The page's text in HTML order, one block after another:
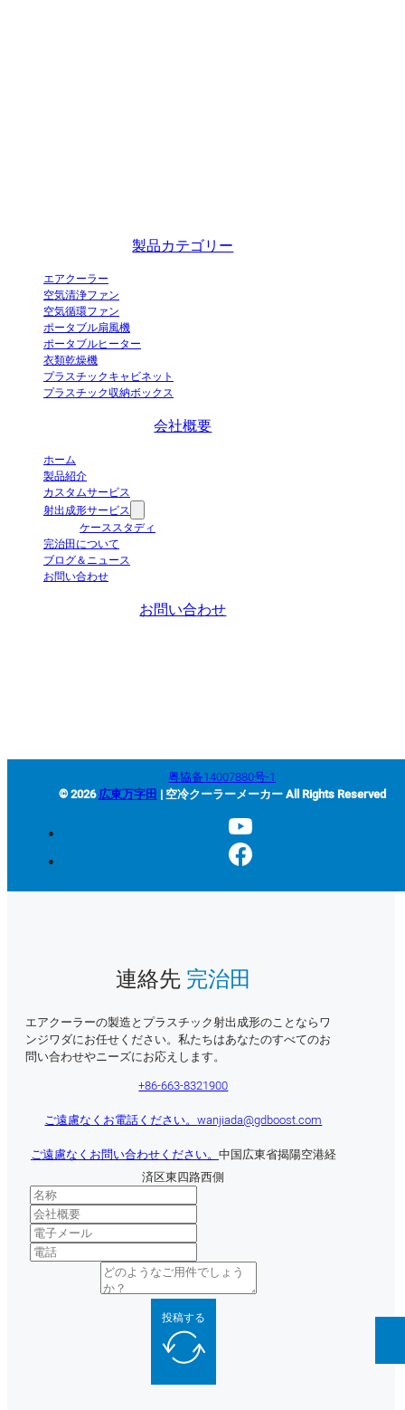
製品カテゴリー
エアクーラー
空気清浄ファン
空気循環ファン
ポータブル扇風機
ポータブルヒーター
衣類乾燥機
プラスチックキャビネット
プラスチック収納ボックス
会社概要
ホーム
製品紹介
カスタムサービス
射出成形サービス
ケーススタディ
完治田について
ブログ＆ニュース
お問い合わせ
お問い合わせ
粤協备14007880号-1
© 2026広東万字田 | 空冷クーラーメーカー All Rights Reserved
連絡先 完治田
エアクーラーの製造とプラスチック射出成形のことならワ
ンジワダにお任せください。私たちはあなたのすべてのお
問い合わせやニーズにお応えします。
+86-663-8321900
ご遠慮なくお電話ください。wanjiada@gdboost.com
ご遠慮なくお問い合わせください。 中国広東省揭陽空港経
済区東四路西側
投稿する